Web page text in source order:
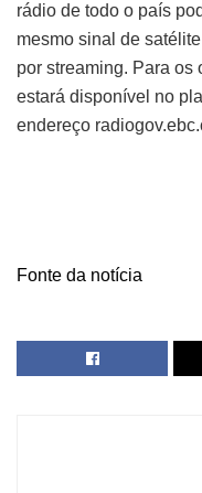
rádio de todo o país
mesmo sinal de
por streaming. Para os
estará disponível no
endereço
Fonte da notícia